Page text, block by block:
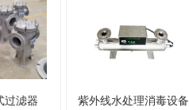
理消毒设备 袋式不锈钢过滤器